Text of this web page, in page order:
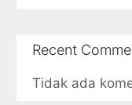
Recent
Tidak ada